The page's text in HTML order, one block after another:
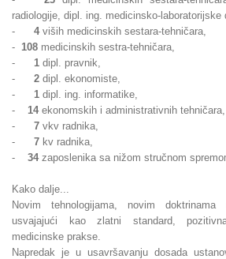
radiologije, dipl. ing. medicinsko-laboratorijske
- 4 viših medicinskih sestara-tehničara,
- 108 medicinskih sestra-tehničara,
- 1 dipl. pravnik,
- 2 dipl. ekonomiste,
- 1 dipl. ing. informatike,
- 14 ekonomskih i administrativnih tehničara,
- 7 vkv radnika,
- 7 kv radnika,
- 34 zaposlenika sa nižom stručnom
Kako dalje...
Novim tehnologijama, novim doktrinama
usvajajući kao zlatni standard,
medicinske prakse.
Napredak je u usavršavanju dosada